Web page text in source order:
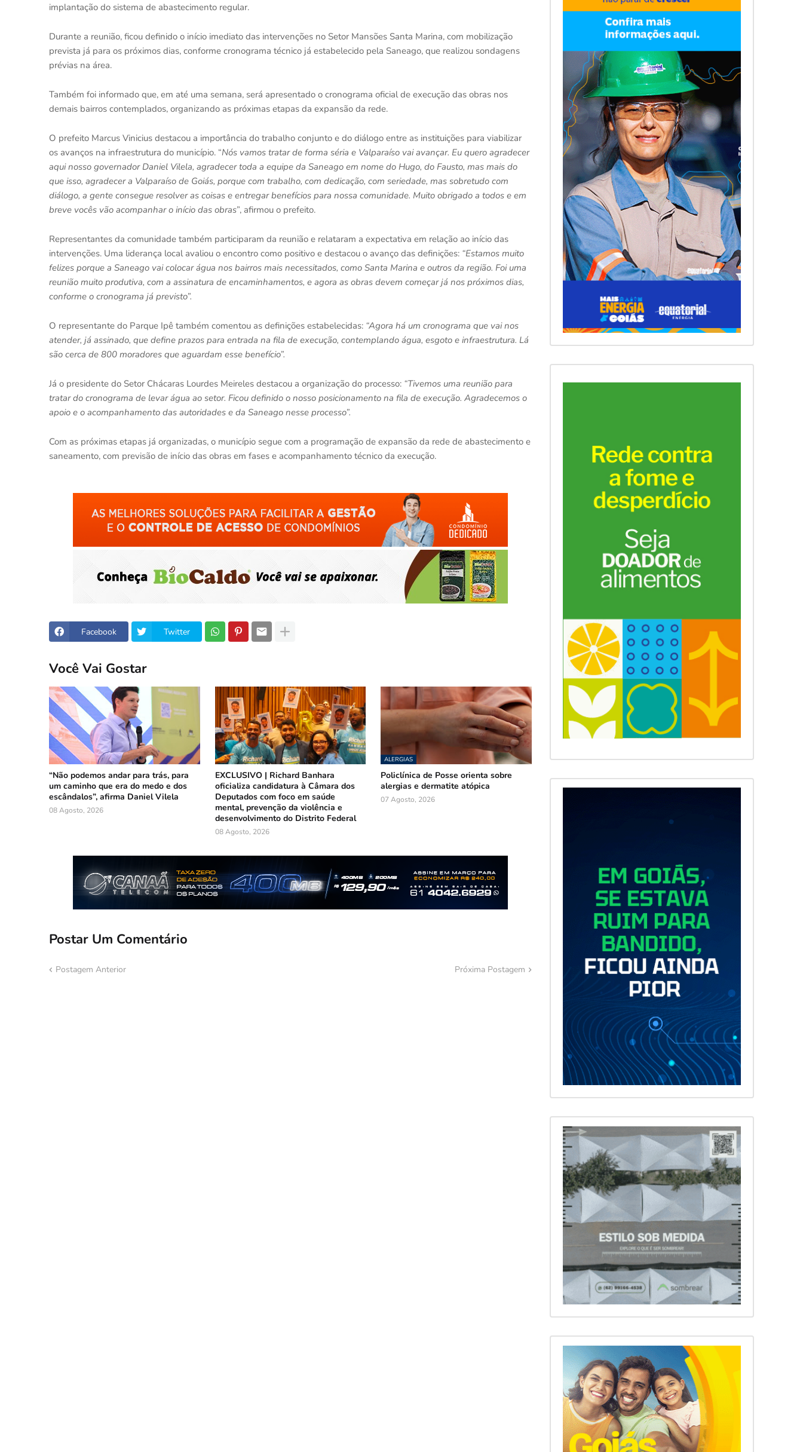
implantação do sistema de abastecimento regular.
Durante a reunião, ficou definido o início imediato das intervenções no Setor Mansões Santa Marina, com mobilização
prevista já para os próximos dias, conforme cronograma técnico já estabelecido pela Saneago, que realizou sondagens
prévias na área.
Também foi informado que, em até uma semana, será apresentado o cronograma oficial de execução das obras nos
demais bairros contemplados, organizando as próximas etapas da expansão da rede.
O prefeito Marcus Vinicius destacou a importância do trabalho conjunto e do diálogo entre as instituições para viabilizar
os avanços na infraestrutura do município. “Nós vamos tratar de forma séria e Valparaíso vai avançar. Eu quero agradecer
aqui nosso governador Daniel Vilela, agradecer toda a equipe da Saneago em nome do Hugo, do Fausto, mas mais do
que isso, agradecer a Valparaíso de Goiás, porque com trabalho, com dedicação, com seriedade, mas sobretudo com
diálogo, a gente consegue resolver as coisas e entregar benefícios para nossa comunidade. Muito obrigado a todos e em
breve vocês vão acompanhar o início das obras”, afirmou o prefeito.
Representantes da comunidade também participaram da reunião e relataram a expectativa em relação ao início das
intervenções. Uma liderança local avaliou o encontro como positivo e destacou o avanço das definições: “Estamos muito
felizes porque a Saneago vai colocar água nos bairros mais necessitados, como Santa Marina e outros da região. Foi uma
reunião muito produtiva, com a assinatura de encaminhamentos, e agora as obras devem começar já nos próximos dias,
conforme o cronograma já previsto”.
O representante do Parque Ipê também comentou as definições estabelecidas: “Agora há um cronograma que vai nos
atender, já assinado, que define prazos para entrada na fila de execução, contemplando água, esgoto e infraestrutura. Lá
são cerca de 800 moradores que aguardam esse benefício”.
Já o presidente do Setor Chácaras Lourdes Meireles destacou a organização do processo: “Tivemos uma reunião para
tratar do cronograma de levar água ao setor. Ficou definido o nosso posicionamento na fila de execução. Agradecemos o
apoio e o acompanhamento das autoridades e da Saneago nesse processo”.
Com as próximas etapas já organizadas, o município segue com a programação de expansão da rede de abastecimento e
saneamento, com previsão de início das obras em fases e acompanhamento técnico da execução.
Facebook Twitter
Você Vai Gostar
“Não podemos andar para trás, para
um caminho que era do medo e dos
escândalos”, afirma Daniel Vilela
08 Agosto, 2026
EXCLUSIVO | Richard Banhara
oficializa candidatura à Câmara dos
Deputados com foco em saúde
mental, prevenção da violência e
desenvolvimento do Distrito Federal
08 Agosto, 2026
ALERGIAS
Policlínica de Posse orienta sobre
alergias e dermatite atópica
07 Agosto, 2026
Postar Um Comentário
Postagem Anterior Próxima Postagem